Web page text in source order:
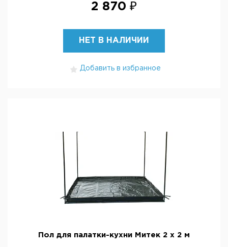
2 870 ₽
НЕТ В НАЛИЧИИ
Добавить в избранное
Пол для палатки-кухни Митек 2 х 2 м